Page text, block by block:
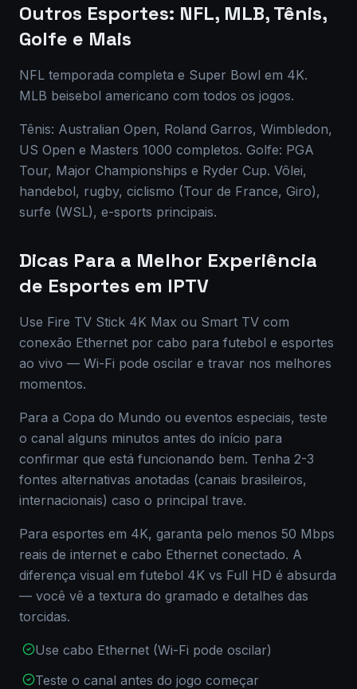
Outros Esportes: NFL, MLB, Tênis,
Golfe e Mais
NFL temporada completa e Super Bowl em 4K.
MLB beisebol americano com todos os jogos.
Tênis: Australian Open, Roland Garros, Wimbledon,
US Open e Masters 1000 completos. Golfe: PGA
Tour, Major Championships e Ryder Cup. Vôlei,
handebol, rugby, ciclismo (Tour de France, Giro),
surfe (WSL), e-sports principais.
Dicas Para a Melhor Experiência
de Esportes em IPTV
Use Fire TV Stick 4K Max ou Smart TV com
conexão Ethernet por cabo para futebol e esportes
ao vivo — Wi-Fi pode oscilar e travar nos melhores
momentos.
Para a Copa do Mundo ou eventos especiais, teste
o canal alguns minutos antes do início para
confirmar que está funcionando bem. Tenha 2-3
fontes alternativas anotadas (canais brasileiros,
internacionais) caso o principal trave.
Para esportes em 4K, garanta pelo menos 50 Mbps
reais de internet e cabo Ethernet conectado. A
diferença visual em futebol 4K vs Full HD é absurda
— você vê a textura do gramado e detalhes das
torcidas.
Use cabo Ethernet (Wi-Fi pode oscilar)
Teste o canal antes do jogo começar